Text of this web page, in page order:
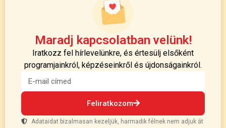
Maradj kapcsolatban velünk!
Iratkozz fel hírlevelünkre, és értesülj elsőként
programjainkról, képzéseinkről és újdonságainkról.
Feliratkozom
Adataidat bizalmasan kezeljük, harmadik félnek nem adjuk át